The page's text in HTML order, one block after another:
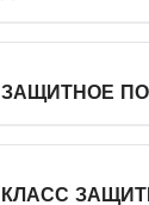
ЗАЩИТНОЕ
КЛАСС